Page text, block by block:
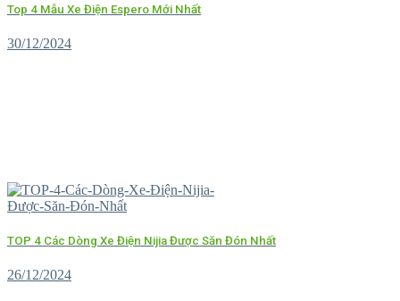
Top 4 Mẫu Xe Điện Espero Mới Nhất
30/12/2024
TOP 4 Các Dòng Xe Điện Nijia Được Săn Đón Nhất
26/12/2024